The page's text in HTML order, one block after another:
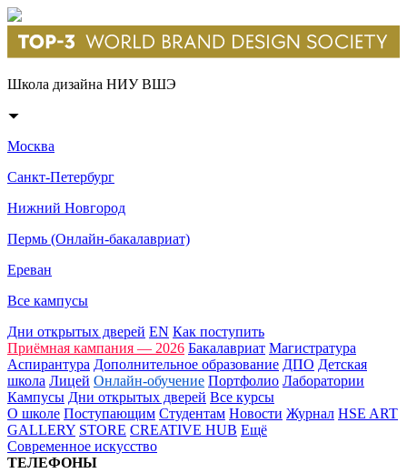
Школа дизайна НИУ ВШЭ
Москва
Санкт-Петербург
Нижний Новгород
Пермь (Онлайн-бакалавриат)
Ереван
Все кампусы
Дни открытых дверей EN Как поступить
Приёмная кампания — 2026 Бакалавриат Магистратура
Аспирантура Дополнительное образование ДПО Детская
школа Лицей Онлайн-обучение Портфолио Лаборатории
Кампусы Дни открытых дверей Все курсы
О школе Поступающим Студентам Новости Журнал HSE ART
GALLERY STORE CREATIVE HUB Ещё
Современное искусство
ТЕЛЕФОНЫ